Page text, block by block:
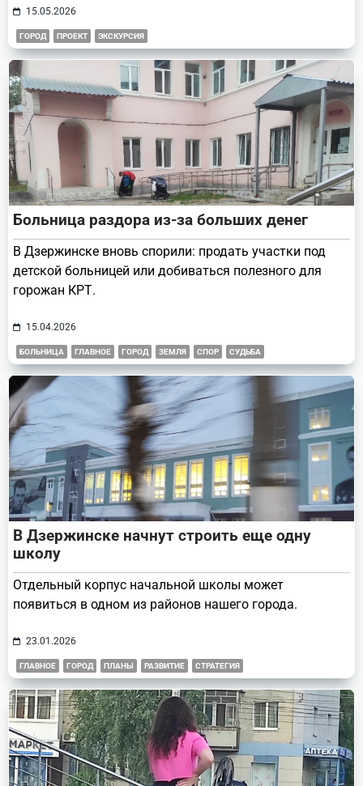
15.05.2026
ГОРОД ПРОЕКТ ЭКСКУРСИЯ
Больница раздора из-за больших денег
В Дзержинске вновь спорили: продать участки под
детской больницей или добиваться полезного для
горожан КРТ.
15.04.2026
БОЛЬНИЦА ГЛАВНОЕ ГОРОД ЗЕМЛЯ СПОР СУДЬБА
В Дзержинске начнут строить еще одну
школу
Отдельный корпус начальной школы может
появиться в одном из районов нашего города.
23.01.2026
ГЛАВНОЕ ГОРОД ПЛАНЫ РАЗВИТИЕ СТРАТЕГИЯ